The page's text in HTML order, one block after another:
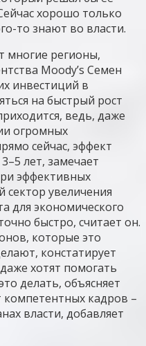
хорошо только
то знают во власти.
многие регионы,
Moody’s Семен
инвестиций в
на быстрый рост
ведь, даже
огромных
сейчас, эффект
лет, замечает
эффективных
сектор увеличения
для экономического
быстро, считает он.
которые это
констатирует
хотят помогать
делать, объясняет
компетентных кадров –
власти, добавляет